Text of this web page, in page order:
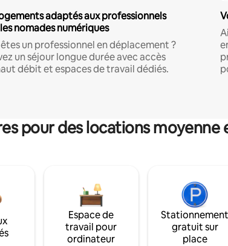
adaptés aux professionnels
nomades numériques
un professionnel en déplacement ?
un séjour longue durée avec accès
débit et espaces de travail dédiés.
pour des locations moyenne
Espace de
travail pour
ordinateur
Stationnement
gratuit sur
place